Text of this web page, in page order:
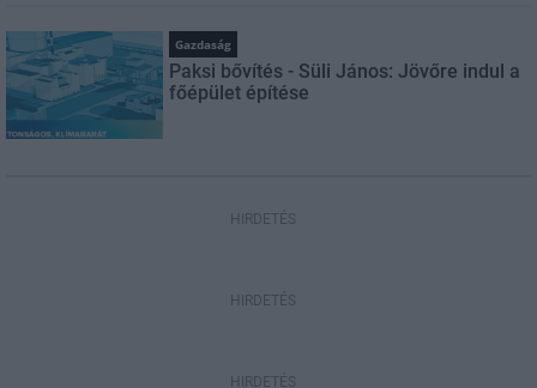
Gazdaság
Paksi bővítés - Süli János: Jövőre indul a
főépület építése
HIRDETÉS
HIRDETÉS
HIRDETÉS